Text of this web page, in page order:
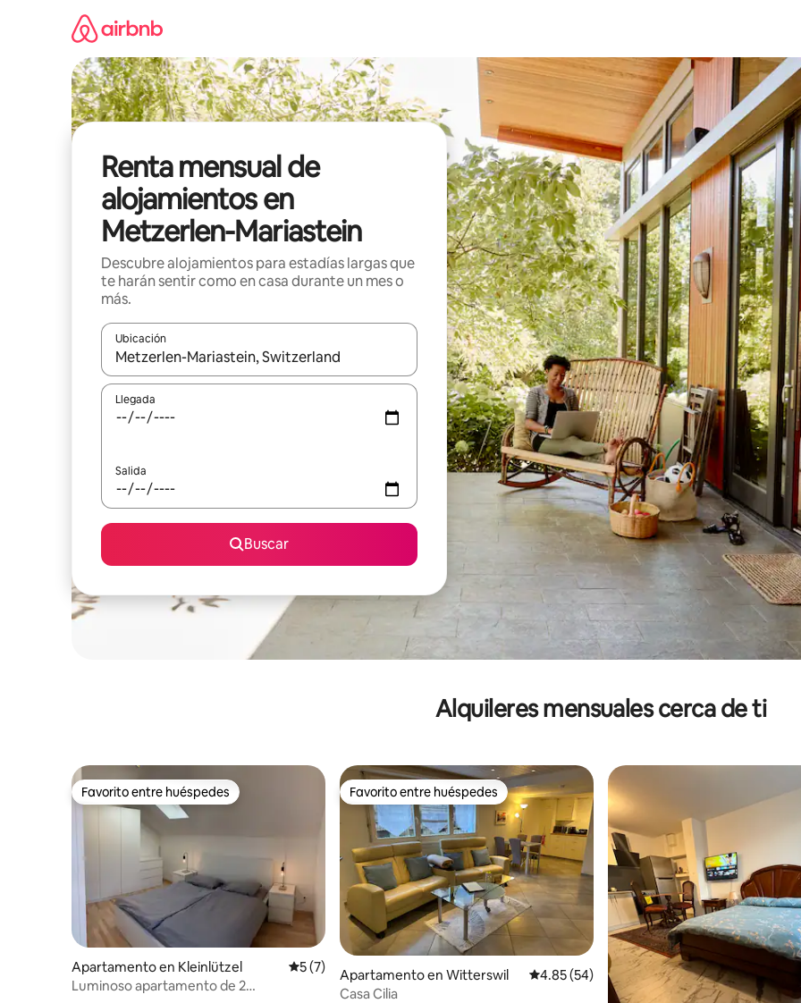
Renta mensual de
alojamientos en
Metzerlen-Mariastein
Descubre alojamientos para estadías largas que
te harán sentir como en casa durante un mes o
más.
Ubicación
Cuando los resultados estén disponibles, navega con las teclas de flecha hacia arriba y hacia abajo o explora con el
Llegada
Salida
Buscar
Alquileres mensuales cerca de ti
Favorito entre huéspedes
Favorito entre huéspedes
Apartamento en Kleinlützel Calificación promedio: 5 de 5, 7 reseñas
5 (7)
Luminoso apartamento de 2
Favorito entre huéspedes
Favorito entre huéspedes
Apartamento en Witterswil Calificación promedio: 4.85 de 5, 54 reseñas
4.85 (54)
Casa Cilia